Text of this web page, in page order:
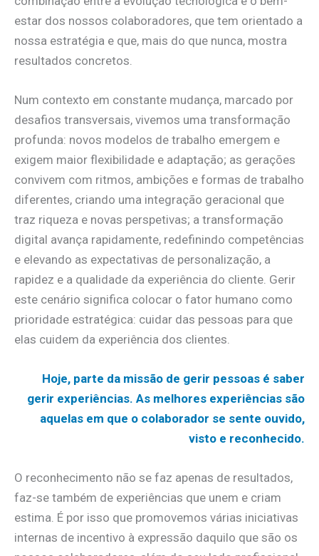
estar dos nossos colaboradores, que tem orientado a
nossa estratégia e que, mais do que nunca, mostra
resultados concretos.
Num contexto em constante mudança, marcado por
desafios transversais, vivemos uma transformação
profunda: novos modelos de trabalho emergem e
exigem maior flexibilidade e adaptação; as gerações
convivem com ritmos, ambições e formas de trabalho
diferentes, criando uma integração geracional que
traz riqueza e novas perspetivas; a transformação
digital avança rapidamente, redefinindo competências
e elevando as expectativas de personalização, a
rapidez e a qualidade da experiência do cliente. Gerir
este cenário significa colocar o fator humano como
prioridade estratégica: cuidar das pessoas para que
elas cuidem da experiência dos clientes.
Hoje, parte da missão de gerir pessoas é saber
gerir experiências. As melhores experiências são
aquelas em que o colaborador se sente ouvido,
visto e reconhecido.
O reconhecimento não se faz apenas de resultados,
faz-se também de experiências que unem e criam
estima. É por isso que promovemos várias iniciativas
internas de incentivo à expressão daquilo que são os